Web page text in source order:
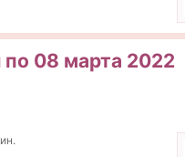
08 марта 2022